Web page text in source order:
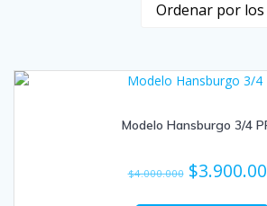
los
Modelo Hansburgo 3/4
$4.000.000 El
$